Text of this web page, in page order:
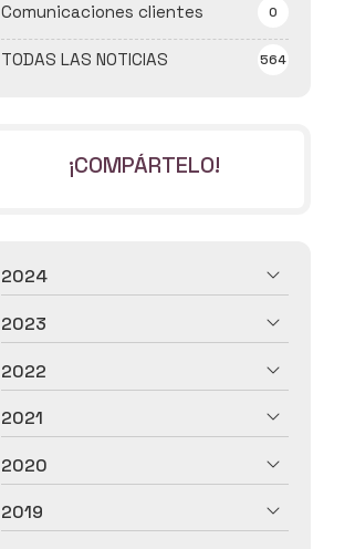
TODAS LAS NOTICIAS 564
Comunicaciones clientes 0
¡COMPÁRTELO!
2024
2023
2022
2021
2020
2019